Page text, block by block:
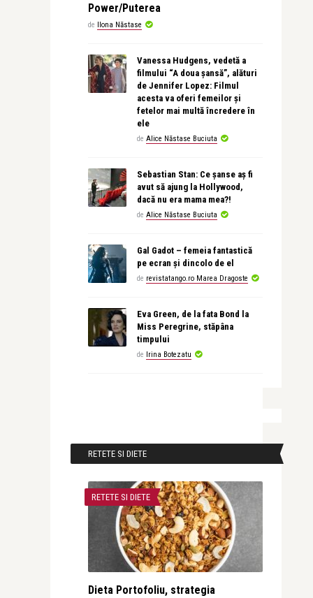
Power/Puterea
de Ilona Năstase
Vanessa Hudgens, vedetă a
filmului “A doua șansă”, alături
de Jennifer Lopez: Filmul
acesta va oferi femeilor și
fetelor mai multă încredere în
ele
de Alice Năstase Buciuta
Sebastian Stan: Ce șanse aș fi
avut să ajung la Hollywood,
dacă nu era mama mea?!
de Alice Năstase Buciuta
Gal Gadot – femeia fantastică
pe ecran și dincolo de el
de revistatango.ro Marea Dragoste
Eva Green, de la fata Bond la
Miss Peregrine, stăpâna
timpului
de Irina Botezatu
RETETE SI DIETE
RETETE SI DIETE
Dieta Portofoliu, strategia